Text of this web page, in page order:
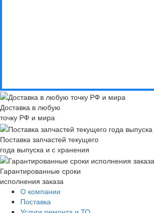
Доставка в любую
точку РФ и мира
Поставка запчастей текущего
года выпуска и с хранения
Гарантированные сроки
исполнения заказа
О компании
Поставка